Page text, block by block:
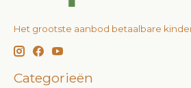
Het grootste aanbod betaalbare
Categorieën